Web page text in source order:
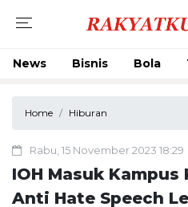
News Bisnis Bola
Home Hiburan
Rabu, 15 November 2023 18:29
IOH Masuk Kampus
Anti Hate Speech